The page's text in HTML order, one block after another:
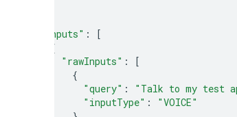
"inputs" :
[
{
"rawInputs" :
[
{
"query" : "Talk to my test
"inputType" :
"VOICE"